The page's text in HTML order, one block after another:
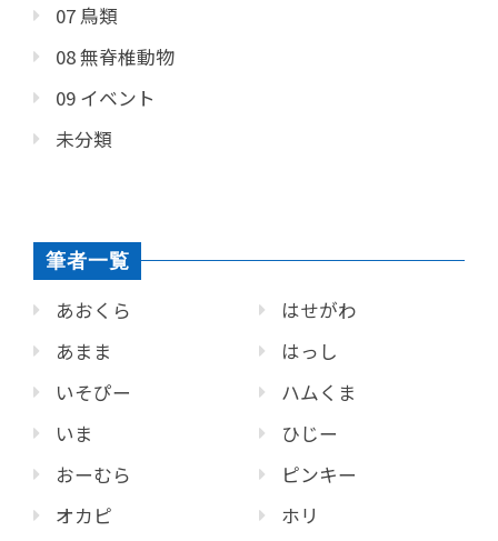
07 鳥類
08 無脊椎動物
09 イベント
未分類
筆者一覧
あおくら
あまま
いそぴー
いま
おーむら
オカピ
はせがわ
はっし
ハムくま
ひじー
ピンキー
ホリ